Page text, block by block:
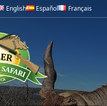
English Español Français